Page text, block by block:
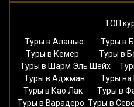
ТОП
Туры в Аланью
Туры в
Туры в Кемер
Туры в
Туры в Шарм Эль Шейх
Туры в Аджман
Туры на
Туры в Као Лак
Туры в
Туры в Варадеро Туры в